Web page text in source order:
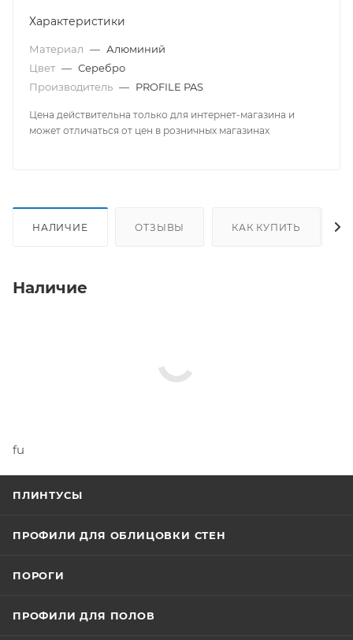
Характеристики
Материал — Алюминий
Цвет — Серебро
Производитель — PROFILE PAS
Цена действительна только для интернет-магазина и
может отличаться от цен в розничных магазинах
НАЛИЧИЕ ОТЗЫВЫ КАК КУПИТЬ
Наличие
fu
ПЛИНТУСЫ
ПРОФИЛИ ДЛЯ ОБЛИЦОВКИ СТЕН
ПОРОГИ
ПРОФИЛИ ДЛЯ ПОЛОВ